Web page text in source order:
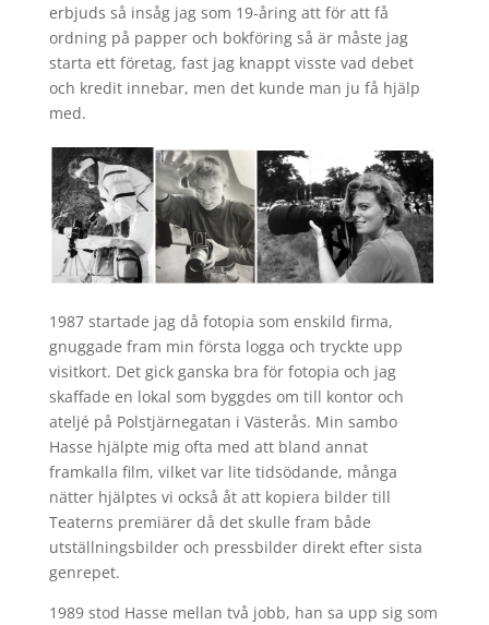
erbjuds så insåg jag som 19-åring att för att få
ordning på papper och bokföring så är måste jag
starta ett företag, fast jag knappt visste vad debet
och kredit innebar, men det kunde man ju få hjälp
med.
1987 startade jag då fotopia som enskild firma,
gnuggade fram min första logga och tryckte upp
visitkort. Det gick ganska bra för fotopia och jag
skaffade en lokal som byggdes om till kontor och
ateljé på Polstjärnegatan i Västerås. Min sambo
Hasse hjälpte mig ofta med att bland annat
framkalla film, vilket var lite tidsödande, många
nätter hjälptes vi också åt att kopiera bilder till
Teaterns premiärer då det skulle fram både
utställningsbilder och pressbilder direkt efter sista
genrepet.
1989 stod Hasse mellan två jobb, han sa upp sig som